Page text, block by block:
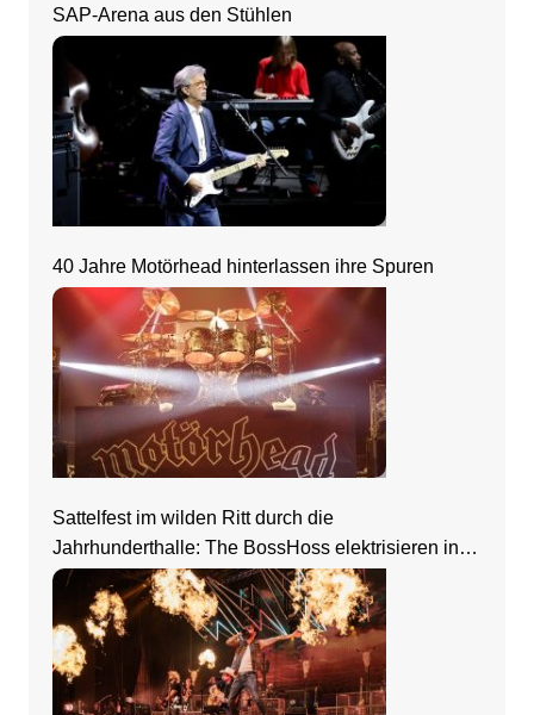
SAP-Arena aus den Stühlen
40 Jahre Motörhead hinterlassen ihre Spuren
Sattelfest im wilden Ritt durch die
Jahrhunderthalle: The BossHoss elektrisieren in
Frankfurt